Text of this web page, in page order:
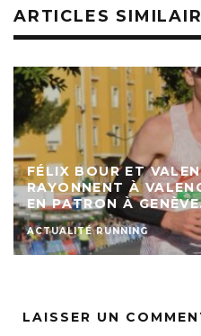
ARTICLES
FÉLIX BOUR ET
RAYONNENT À
EN PATRON À
ACTUALITÉ RUNNING
LAISSER UN